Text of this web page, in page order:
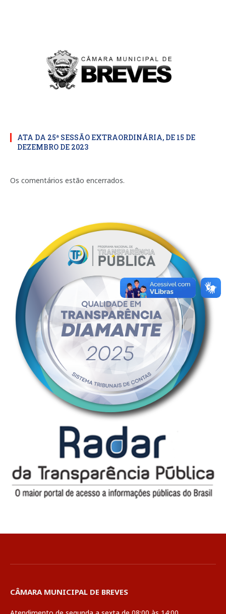
ATA DA 25ª SESSÃO EXTRAORDINÁRIA, DE 15 DE
DEZEMBRO DE 2023
Os comentários estão encerrados.
CÂMARA MUNICIPAL DE BREVES